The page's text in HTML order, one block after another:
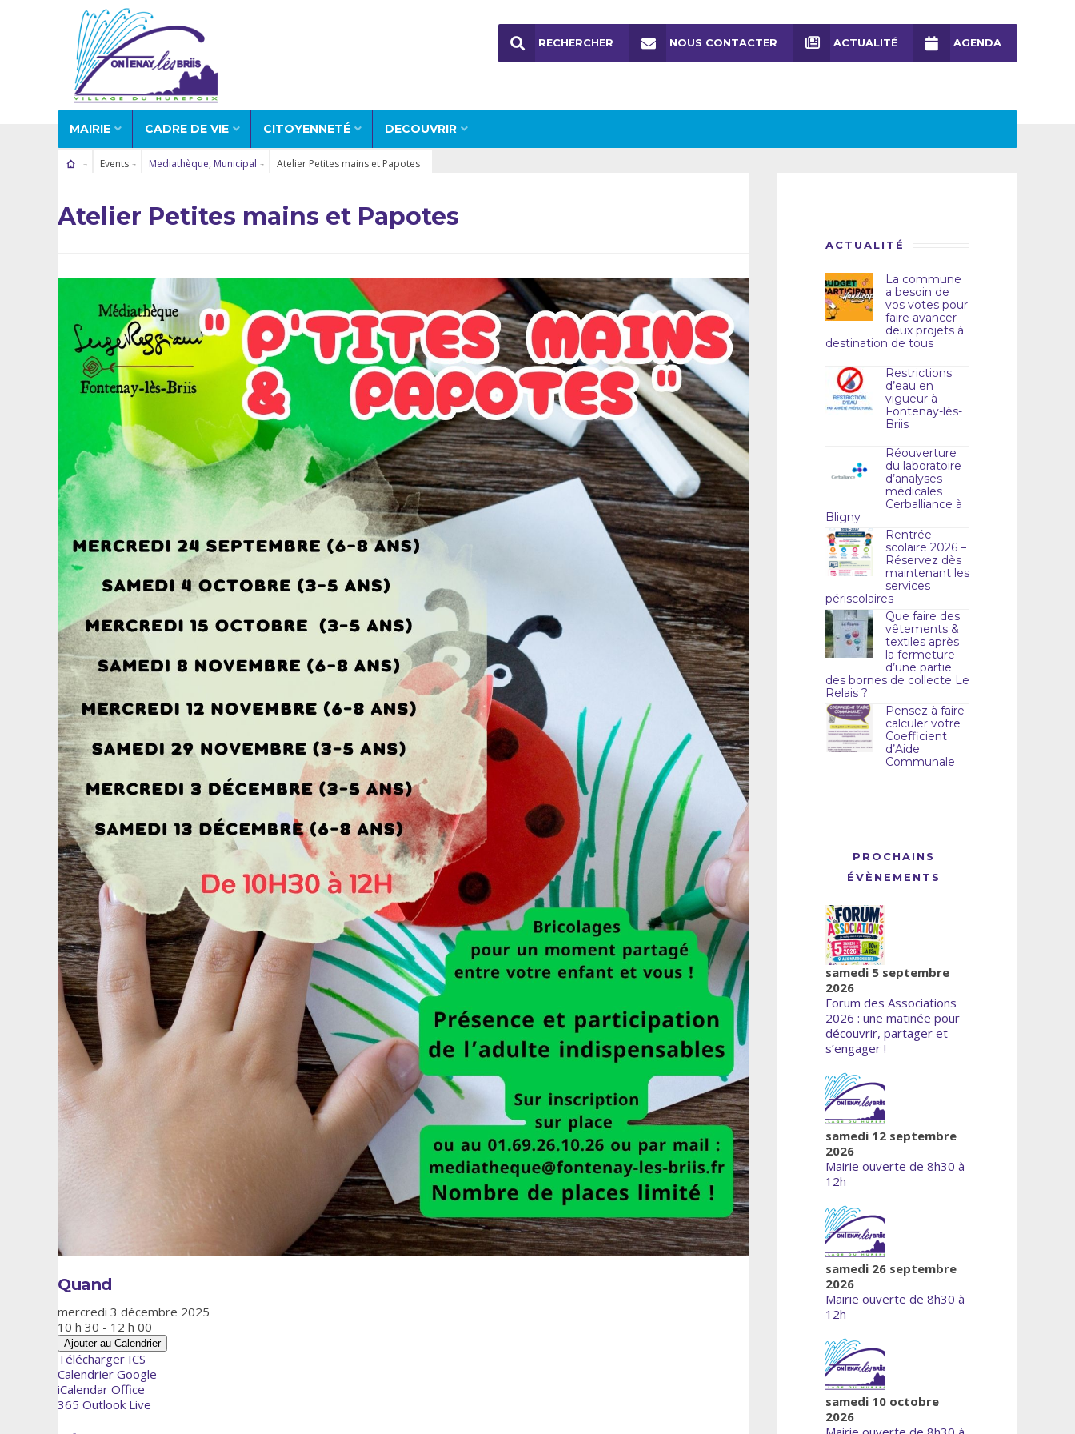
MAIRIE CADRE DE VIE CITOYENNETÉ DECOUVRIR
RECHERCHER NOUS CONTACTER ACTUALITÉ AGENDA
Events Mediathèque, Municipal Atelier Petites mains et Papotes
Atelier Petites mains et Papotes
Quand
mercredi 3 décembre 2025
10 h 30 - 12 h 00
Ajouter au Calendrier
Télécharger ICS
Calendrier Google
iCalendar Office
365 Outlook Live
ACTUALITÉ
La commune
a besoin de
vos votes pour
faire avancer
deux projets à
destination de tous
Restrictions
d’eau en
vigueur à
Fontenay-lès-
Briis
Réouverture
du laboratoire
d’analyses
médicales
Cerballiance à
Bligny
Rentrée
scolaire 2026 –
Réservez dès
maintenant les
services
périscolaires
Que faire des
vêtements &
textiles après
la fermeture
d’une partie
des bornes de collecte Le
Relais ?
Pensez à faire
calculer votre
Coefficient
d’Aide
Communale
PROCHAINS
ÉVÈNEMENTS
samedi 5 septembre
2026
Forum des Associations
2026 : une matinée pour
découvrir, partager et
s’engager !
samedi 12 septembre
2026
Mairie ouverte de 8h30 à
12h
samedi 26 septembre
2026
Mairie ouverte de 8h30 à
12h
samedi 10 octobre
2026